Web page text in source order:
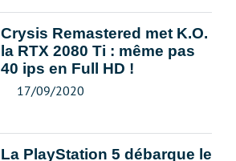
Crysis Remastered met K.O.
la RTX 2080 Ti : même pas
40 ips en Full HD !
17/09/2020
La PlayStation 5 débarque le